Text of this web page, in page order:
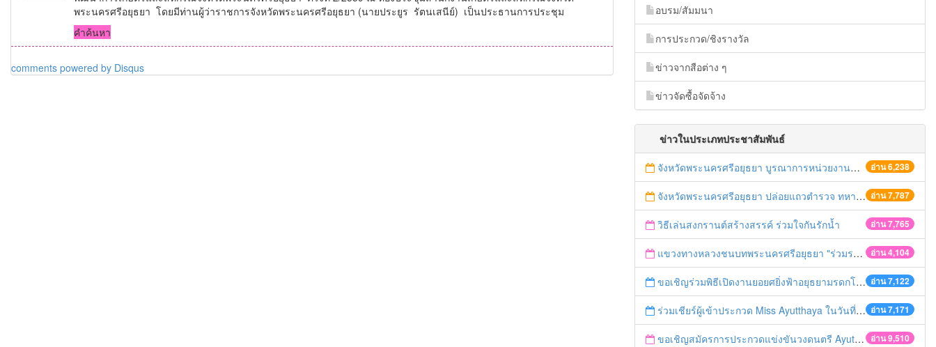
พระนครศรีอยุธยา โดยมีท่านผู้ว่าราชการจังหวัดพระนครศรีอยุธยา (นายประยูร รัตนเสนีย์) เป็นประธานการประชุม
คำค้นหา
comments powered by Disqus
อบรม/สัมมนา
การประกวด/ชิงรางวัล
ข่าวจากสือต่าง ๆ
ข่าวจัดซื้อจัดจ้าง
ข่าวในประเภทประชาสัมพันธ์
อ่าน 6,238
จังหวัดพระนครศรีอยุธยา บูรณาการหน่วยงานที่เกี่ยวข้อง ลงพื้นที่จัดระเบียบและดำเนินมาตรการตามบทลงโทษสูงสุดกับผู้ประกอบการร้านค้าที่ยังฝ่าฝืนตั้งร้านค้ารุกล้ำเขตพื้นที่ทางหลวง เตรียมความปลอดภัยก่อนเทศกาลสงกรานต์
อ่าน 7,787
จังหวัดพระนครศรีอยุธยา ปล่อยแถวตำรวจ ทหาร ฝ่ายปกครอง กว่า 100 นาย ตรวจเข้มท่ารถสาธารณะ สถานีขนส่งรถโดยสาร วินรถตู้ และสถานีรถไฟ เตรียมรับมือเทศกาลสงกรานต์
อ่าน 7,765
วิธีเล่นสงกรานต์สร้างสรรค์ ร่วมใจกันรักน้ำ
อ่าน 4,104
แขวงทางหลวงชนบทพระนครศรีอยุธยา "ร่วมรณรงค์ ขับช้า เปิดไฟหน้า คาดเข็มขัด" เทศกาลสงกรานต์ ปี 2561
อ่าน 7,122
ขอเชิญร่วมพิธีเปิดงานยอยศยิ่งฟ้าอยุธยามรดกโลก
อ่าน 7,171
ร่วมเชียร์ผู้เข้าประกวด Miss Ayutthaya ในวันที่ 15 ธันวาคม 2560
อ่าน 9,510
ขอเชิญสมัครการประกวดแข่งขันวงดนตรี Ayutthaya battle of the bands